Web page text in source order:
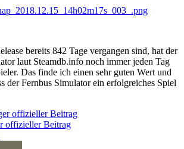
bereits 842 Tage vergangen sind, hat der
laut Steamdb.info noch immer jeden Tag
Das finde ich einen sehr guten Wert und
der Fernbus Simulator ein erfolgreiches Spiel
offizieller Beitrag
offizieller Beitrag